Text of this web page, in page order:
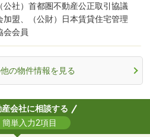
（公社）首都圏不動産公正取引協議
加盟、（公財）日本賃貸住宅管理
会会員
の物件情報を見る
会社に相談する
単入力2項目